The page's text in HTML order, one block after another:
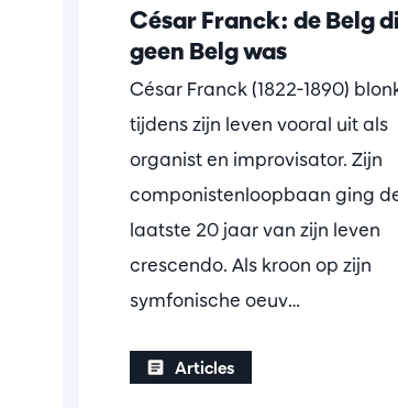
César Franck: de Belg
geen Belg was
César Franck (1822-1890)
tijdens zijn leven vooral uit als
organist en improvisator. Zijn
componistenloopbaan ging
laatste 20 jaar van zijn leven
crescendo. Als kroon op zijn
symfonische oeuv…
Articles